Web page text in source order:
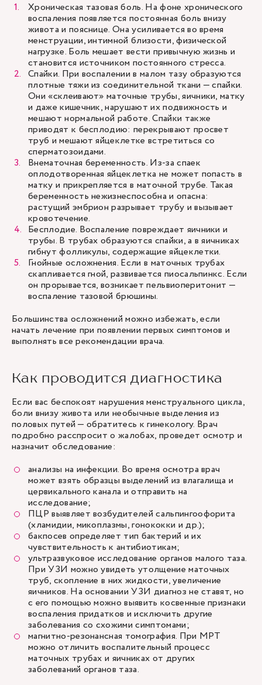
Хроническая тазовая боль. На фоне хронического
воспаления появляется постоянная боль внизу
живота и пояснице. Она усиливается во время
менструации, интимной близости, физической
нагрузке. Боль мешает вести привычную жизнь и
становится источником постоянного стресса.
Спайки. При воспалении в малом тазу образуются
плотные тяжи из соединительной ткани — спайки.
Они «склеивают» маточные трубы, яичники, матку
и даже кишечник, нарушают их подвижность и
мешают нормальной работе. Спайки также
приводят к бесплодию: перекрывают просвет
труб и мешают яйцеклетке встретиться со
сперматозоидами.
Внематочная беременность. Из-за спаек
оплодотворенная яйцеклетка не может попасть в
матку и прикрепляется в маточной трубе. Такая
беременность нежизнеспособна и опасна:
растущий эмбрион разрывает трубу и вызывает
кровотечение.
Бесплодие. Воспаление повреждает яичники и
трубы. В трубах образуются спайки, а в яичниках
гибнут фолликулы, содержащие яйцеклетки.
Гнойные осложнения. Если в маточных трубах
скапливается гной, развивается пиосальпинкс. Если
он прорывается, возникает пельвиоперитонит —
воспаление тазовой брюшины.
Большинства осложнений можно избежать, если
начать лечение при появлении первых симптомов и
выполнять все рекомендации врача.
Как проводится диагностика
Если вас беспокоят нарушения менструального цикла,
боли внизу живота или необычные выделения из
половых путей — обратитесь к гинекологу. Врач
подробно расспросит о жалобах, проведет осмотр и
назначит обследование:
анализы на инфекции. Во время осмотра врач
может взять образцы выделений из влагалища и
цервикального канала и отправить на
исследование;
ПЦР выявляет возбудителей сальпингоофорита
(хламидии, микоплазмы, гонококки и др.);
бакпосев определяет тип бактерий и их
чувствительность к антибиотикам;
ультразвуковое исследование органов малого таза.
ПриУЗИ можно увидеть утолщение маточных
труб, скопление в них жидкости, увеличение
яичников. На основании УЗИ диагноз не ставят, но
с его помощью можно выявить косвенные признаки
воспаления придатков и исключить другие
заболевания со схожими симптомами;
магнитно-резонансная томография. При МРТ
можно отличить воспалительный процесс
маточных трубах и яичниках от других
заболеваний органов таза.